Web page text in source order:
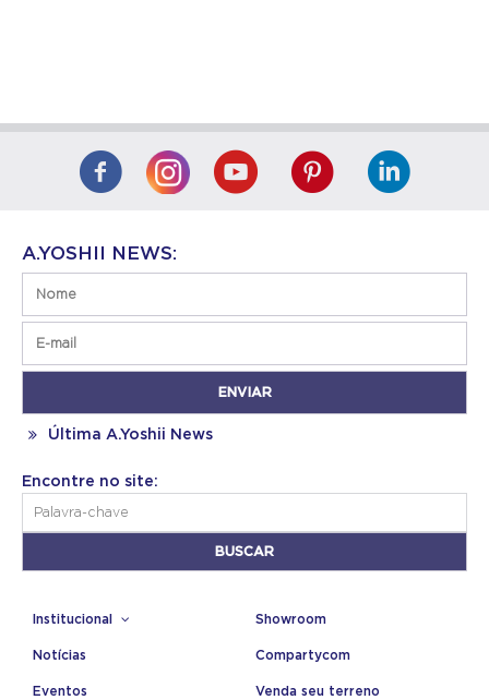
A.YOSHII NEWS:
Última A.Yoshii News
Encontre no site:
Institucional
Notícias
Eventos
Showroom
Compartycom
Venda seu terreno